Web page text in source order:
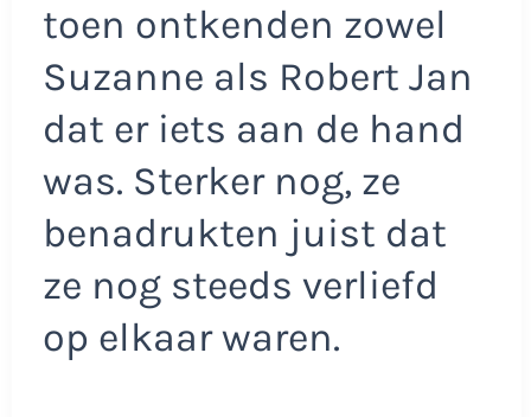
toen ontkenden zowel
Suzanne als Robert Jan
dat er iets aan de hand
was. Sterker nog, ze
benadrukten juist dat
ze nog steeds verliefd
op elkaar waren.